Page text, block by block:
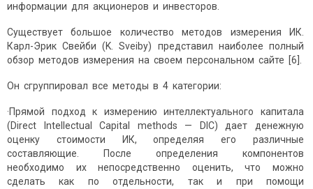
информации для акционеров и инвесторов.
Существует большое количество методов измерения ИК.
Карл-Эрик Свейби (K. Sveiby) представил наиболее полный
обзор методов измерения на своем персональном сайте [6].
Он сгруппировал все методы в 4 категории:
·Прямой подход к измерению интеллектуального капитала
(Direct Intellectual Capital methods — DIC) дает денежную
оценку стоимости ИК, определяя его различные
составляющие. После определения компонентов
необходимо их непосредственно оценить, что можно
сделать как по отдельности, так и при помощи